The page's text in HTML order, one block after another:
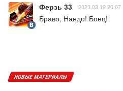
Ферзь 33 2023.03.19 20:07
Браво, Нандо! Боец!
НОВЫЕ МАТЕРИАЛЫ